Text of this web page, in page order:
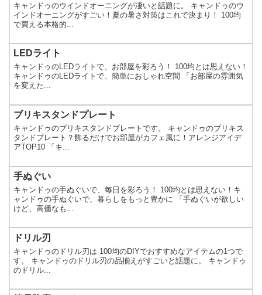
キャンドゥのウインドオーニングが凄いと話題に。 キャンドゥのウ
インドオーニングがすごい！夏の暑さ対策はこれで決まり！ 100均
で買える本格的...
LEDライト
キャンドゥのLEDライトで、お部屋を彩ろう！ 100均とは思えない！
キャンドゥのLEDライトで、簡単におしゃれ空間 「お部屋の雰囲気
を変えた...
ブリキスタンドプレート
キャンドゥのブリキスタンドプレートです。 キャンドゥのブリキス
タンドプレート？飾るだけでお部屋がカフェ風に！アレンジアイデ
アTOP10 「キ...
手ぬぐい
キャンドゥの手ぬぐいで、毎日を彩ろう！ 100均とは思えない！キ
ャンドゥの手ぬぐいで、暮らしをもっと豊かに 「手ぬぐいが欲しい
けど、高価なも...
ドリル刃
キャンドゥのドリル刃は 100均のDIYでおすすめなアイテムの1つで
す。 キャンドゥのドリル刃の品揃えがすごいと話題に。 キャンドゥ
のドリル...